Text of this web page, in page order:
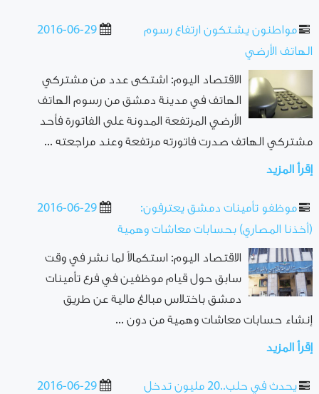
2016-06-29
مواطنون يشـتكون ارتفاع رسوم
الهاتف الأرضي
الاقتصاد اليوم: اشتكى عدد من مشتركي
الهاتف في مدينة دمشق من رسوم الهاتف
الأرضي المرتفعة المدونة على الفاتورة فأحد
مشتركي الهاتف صدرت فاتورته مرتفعة وعند مراجعته ...
إقرأ المزيد
2016-06-29
موظفو تأمينات دمشق يعترفون:
(أخذنا المصاري) بحسابات معاشات وهمية
الاقتصاد اليوم: استكمالاً لما نشر في وقت
سابق حول قيام موظفين في فرع تأمينات
دمشق باختلاس مبالغ مالية عن طريق
إنشاء حسابات معاشات وهمية من دون ...
إقرأ المزيد
2016-06-29
يحدث في حلب..20 مليون تدخل